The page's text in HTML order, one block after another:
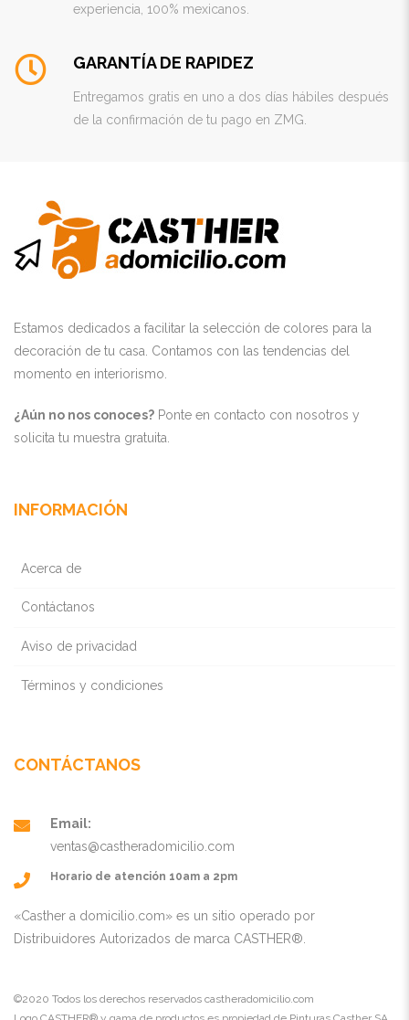
experiencia, 100% mexicanos.
GARANTÍA DE RAPIDEZ
Entregamos gratis en uno a dos días hábiles después
de la confirmación de tu pago en ZMG.
Estamos dedicados a facilitar la selección de colores para la
decoración de tu casa. Contamos con las tendencias del
momento en interiorismo.
¿Aún no nos conoces? Ponte en contacto con nosotros y
solicita tu muestra gratuita.
INFORMACIÓN
Acerca de
Contáctanos
Aviso de privacidad
Términos y condiciones
CONTÁCTANOS
Email:
ventas@castheradomicilio.com
Horario de atención 10am a 2pm
«Casther a domicilio.com» es un sitio operado por
Distribuidores Autorizados de marca CASTHER®.
©2020 Todos los derechos reservados castheradomicilio.com